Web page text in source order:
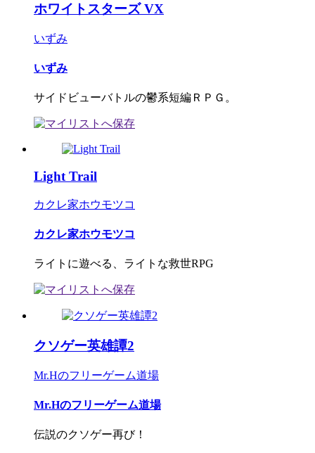
ホワイトスターズ VX
いずみ
いずみ
サイドビューバトルの鬱系短編ＲＰＧ。
Light Trail
カクレ家ホウモツコ
カクレ家ホウモツコ
ライトに遊べる、ライトな救世RPG
クソゲー英雄譚2
Mr.Hのフリーゲーム道場
Mr.Hのフリーゲーム道場
伝説のクソゲー再び！